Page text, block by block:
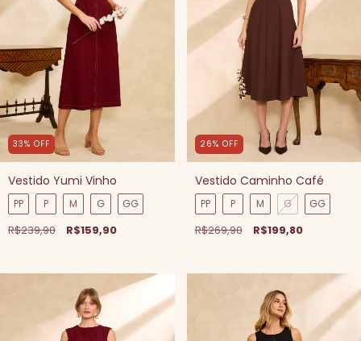
33% OFF
Vestido Yumi Vinho
PP P M G GG
R$239,90 R$159,90
26% OFF
Vestido Caminho Café
PP P M G GG
R$269,90 R$199,80